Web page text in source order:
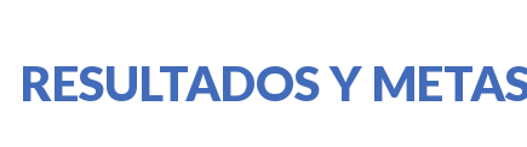
RESULTADOS Y